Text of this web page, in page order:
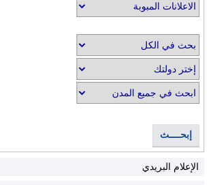
إبحــــث
الإعلام البريدي